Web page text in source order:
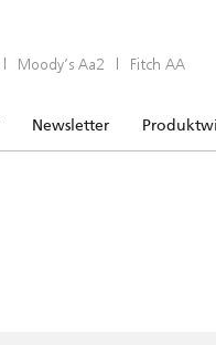
| Moody’s Aa2 | Fitch AA
Newsletter